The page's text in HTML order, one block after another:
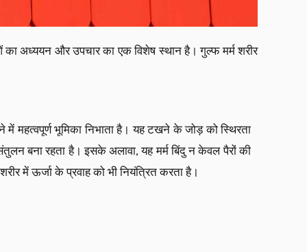
का अध्ययन और उपचार का एक विशेष स्थान है। गुल्फ मर्म शरीर
में महत्वपूर्ण भूमिका निभाता है। यह टखने के जोड़ को स्थिरता
बना रहता है। इसके अलावा, यह मर्म बिंदु न केवल पैरों की
में ऊर्जा के प्रवाह को भी नियंत्रित करता है।